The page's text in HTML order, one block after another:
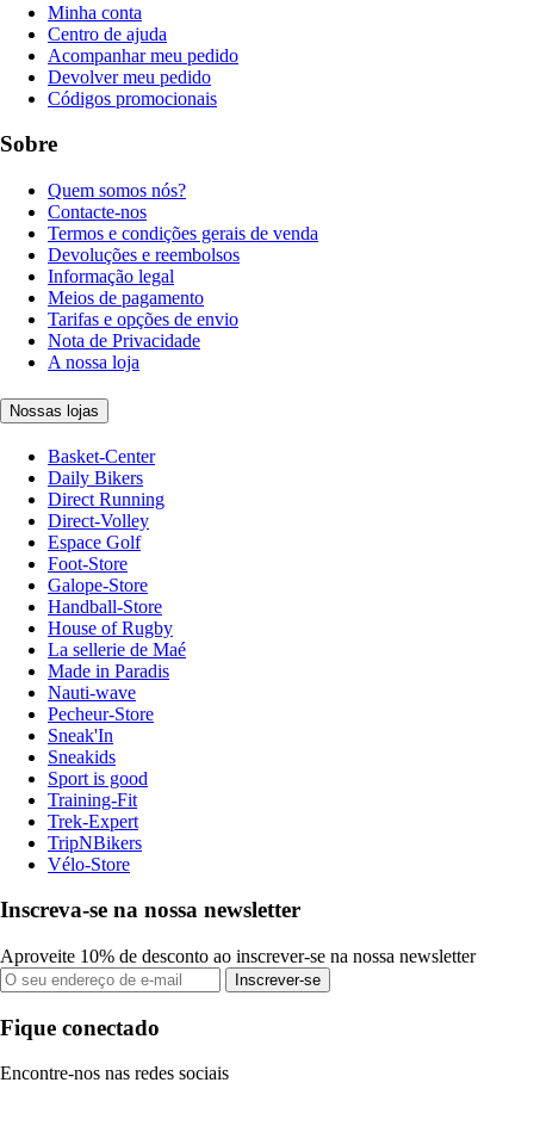
Minha conta
Centro de ajuda
Acompanhar meu pedido
Devolver meu pedido
Códigos promocionais
Sobre
Quem somos nós?
Contacte-nos
Termos e condições gerais de venda
Devoluções e reembolsos
Informação legal
Meios de pagamento
Tarifas e opções de envio
Nota de Privacidade
A nossa loja
Nossas lojas
Basket-Center
Daily Bikers
Direct Running
Direct-Volley
Espace Golf
Foot-Store
Galope-Store
Handball-Store
House of Rugby
La sellerie de Maé
Made in Paradis
Nauti-wave
Pecheur-Store
Sneak'In
Sneakids
Sport is good
Training-Fit
Trek-Expert
TripNBikers
Vélo-Store
Inscreva-se na nossa newsletter
Aproveite 10% de desconto ao inscrever-se na nossa newsletter
Inscrever-se
Fique conectado
Encontre-nos nas redes sociais